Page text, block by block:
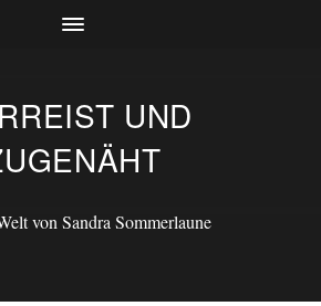
UND
von Sandra Sommerlaune